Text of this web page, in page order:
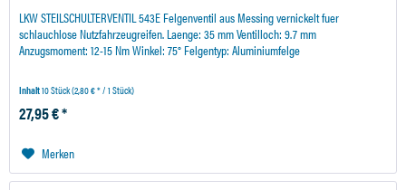
LKW STEILSCHULTERVENTIL 543E Felgenventil aus Messing vernickelt fuer
schlauchlose Nutzfahrzeugreifen. Laenge: 35 mm Ventilloch: 9.7 mm
Anzugsmoment: 12-15 Nm Winkel: 75° Felgentyp: Aluminiumfelge
Inhalt10 Stück(2,80 € * / 1 Stück)
27,95 € *
Merken